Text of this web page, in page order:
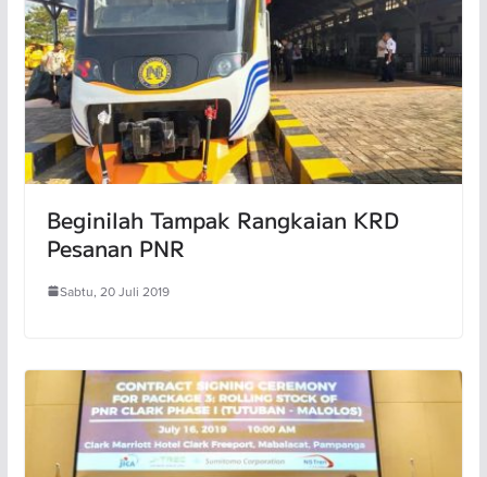
Beginilah Tampak Rangkaian KRD
Pesanan PNR
Sabtu, 20 Juli 2019